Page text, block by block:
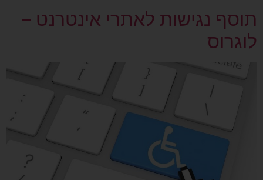
תוסף נגישות לאתרי אינטרנט –
לוגרוס